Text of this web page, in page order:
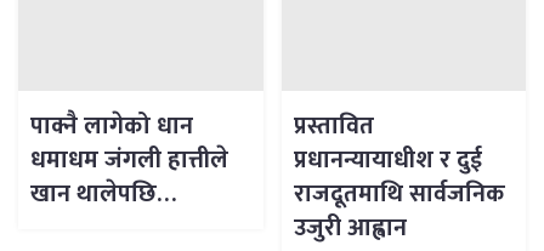
पाक्नै लागेको धान
धमाधम जंगली हात्तीले
खान थालेपछि…
प्रस्तावित
प्रधानन्यायाधीश र दुई
राजदूतमाथि सार्वजनिक
उजुरी आह्वान